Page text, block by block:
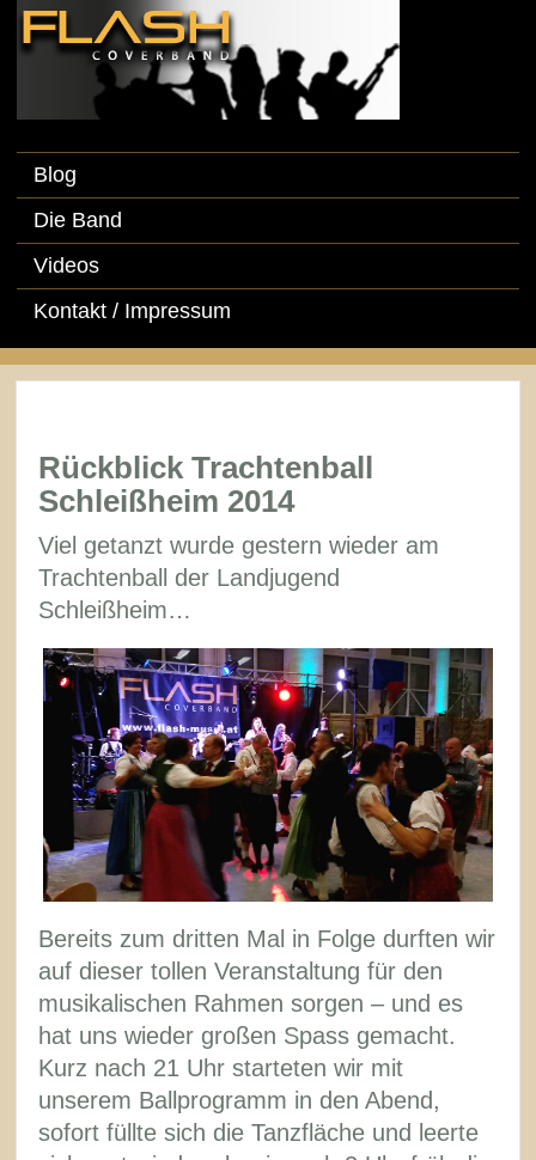
Blog
Die Band
Videos
Kontakt / Impressum
Rückblick Trachtenball
Schleißheim 2014
Viel getanzt wurde gestern wieder am
Trachtenball der Landjugend
Schleißheim…
Bereits zum dritten Mal in Folge durften wir
auf dieser tollen Veranstaltung für den
musikalischen Rahmen sorgen – und es
hat uns wieder großen Spass gemacht.
Kurz nach 21 Uhr starteten wir mit
unserem Ballprogramm in den Abend,
sofort füllte sich die Tanzfläche und leerte